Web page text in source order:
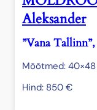
Aleksander
”Vana
Mõõtmed:
Hind: 850 €